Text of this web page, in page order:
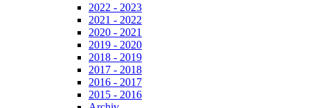
2022 - 2023
2021 - 2022
2020 - 2021
2019 - 2020
2018 - 2019
2017 - 2018
2016 - 2017
2015 - 2016